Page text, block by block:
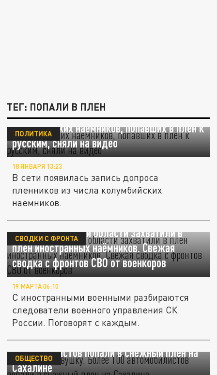
ТЕГ: ПОПАЛИ В ПЛЕН
Колумбийских наёмников, попавших в плен к
русским, сняли на видео
ПОЛИТИКА
18 ЯНВАРЯ 13:23
В сети появилась запись допроса
пленников из числа колумбийских
наемников.
Кто ты? В Курской области захватили в
плен иностранных наёмников. Свежая
сводка с фронтов СВО от военкоров
СВОДКИ С ФРОНТА
19 МАРТА 06:10
С иностранными военными разбираются
следователи военного управления СК
России. Поговорят с каждым.
Попали в ловушку. Более 100
автомобилистов попали в снежный плен на
Сахалине
ОБЩЕСТВО